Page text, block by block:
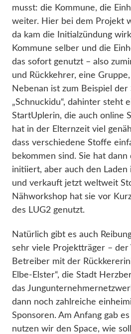
musst: die Kommune, die
weiter. Hier bei dem Projekt
da kam die Initialzündung
Kommune selber und die
das sofort genutzt – also
und Rückkehrer, eine
Nebenan ist zum Beispiel der
„Schnuckidu“, dahinter steht
StartUplerin, die auch online
hat in der Elternzeit viel
dass verschiedene Stoffe
bekommen sind. Sie hat
initiiert, aber auch den
und verkauft jetzt weltweit
Nähworkshop hat sie vor
des LUG2 genutzt.
Natürlich gibt es auch
sehr viele Projektträger – der
Betreiber mit der
Elbe-Elster“, die Stadt
das
dann noch zahlreiche
Sponsoren. Am Anfang gab
nutzen wir den Space, wie